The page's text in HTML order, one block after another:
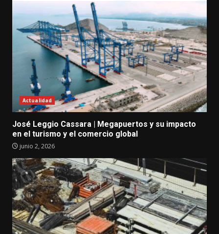
Actualidad
José Leggio Cassara | Megapuertos y su impacto
en el turismo y el comercio global
junio 2, 2026